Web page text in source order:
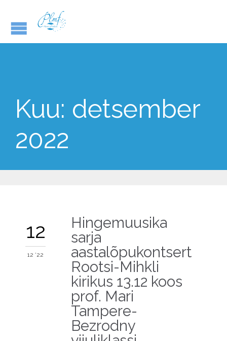
Kuu: detsember
2022
12
12 '22
Hingemuusika
sarja
aastalõpukontsert
Rootsi-Mihkli
kirikus 13.12 koos
prof. Mari
Tampere-
Bezrodny